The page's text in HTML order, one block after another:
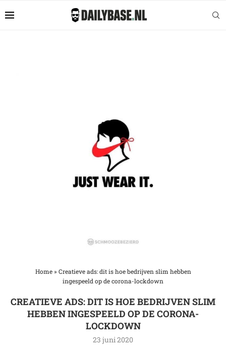
Home» Creatieve ads: dit is hoe bedrijven slim hebben
ingespeeld op de corona-lockdown
CREATIEVE ADS: DIT IS HOE BEDRIJVEN SLIM
HEBBEN INGESPEELD OP DE CORONA-
LOCKDOWN
23 juni 2020